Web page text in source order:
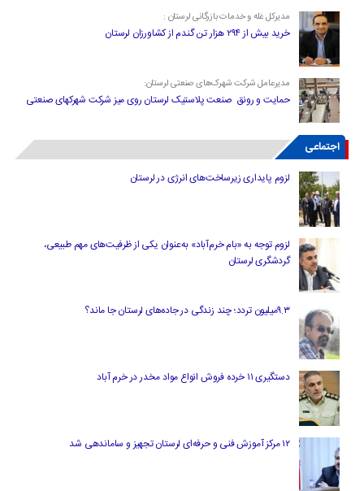
مدیرکل غله و خدمات بازرگانی لرستان :
خرید بیش از ۲۹۴ هزار تن گندم از کشاورزان لرستان
مدیرعامل شرکت شهرک‌های صنعتی لرستان:
حمایت و رونق صنعت پلاستیک لرستان روی میز شرکت شهرکهای صنعتی
اجتماعی
لزوم پایداری زیرساخت‌های انرژی در لرستان
لزوم توجه به «بام خرم‌آباد» به‌عنوان یکی از ظرفیت‌های مهم طبیعی،
گردشگری لرستان
۹.۳میلیون تردد؛ چند زندگی در جاده‌های لرستان جا ماند؟
دستگیری ۱۱ خرده فروش انواع مواد مخدر در خرم آباد
۱۲ مرکز آموزش فنی و حرفه‌ای لرستان تجهیز و ساماندهی شد